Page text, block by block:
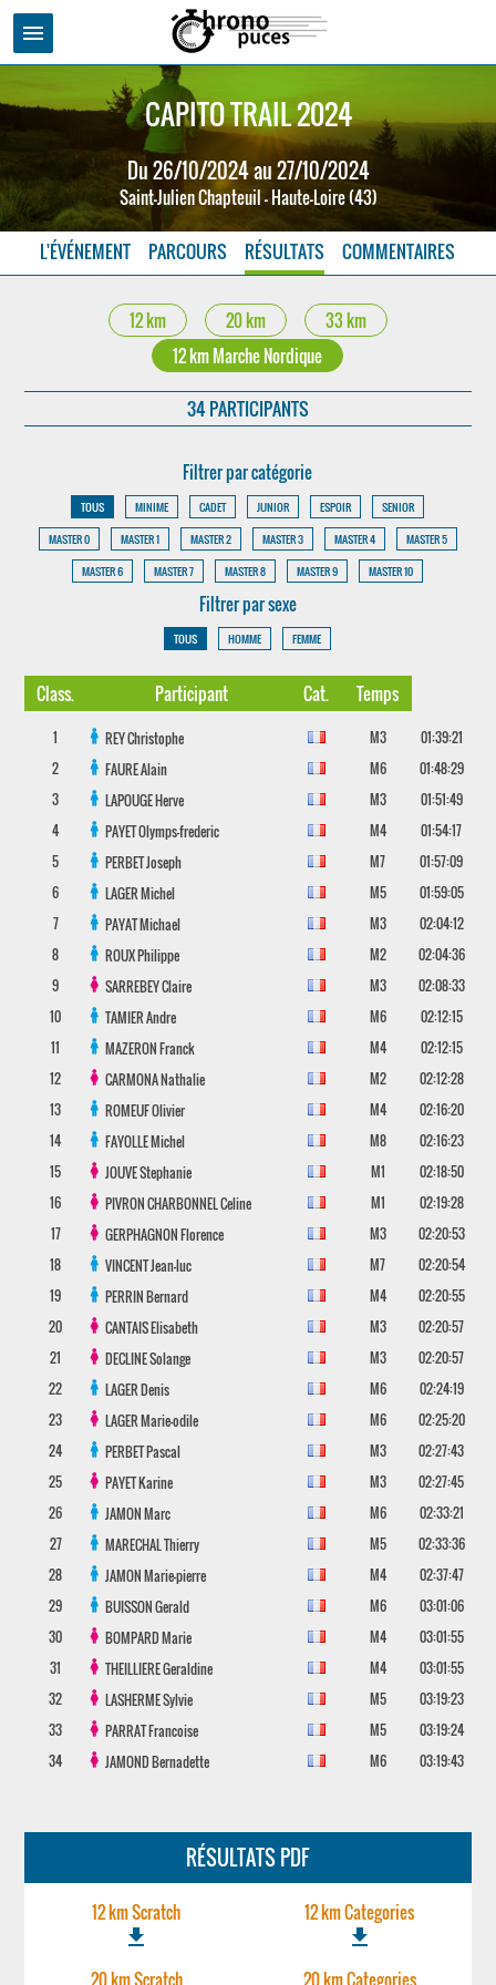
menu
CAPITO TRAIL 2024
Du 26/10/2024 au 27/10/2024
Saint-Julien Chapteuil - Haute-Loire (43)
L'ÉVÉNEMENT PARCOURS RÉSULTATS COMMENTAIRES
12 km 20 km
33 km
12 km Marche Nordique
34 PARTICIPANTS
Filtrer par catégorie
TOUS MINIME CADET JUNIOR ESPOIR
SENIOR
MASTER 0
MASTER 1 MASTER 2 MASTER 3 MASTER 4
MASTER 5
MASTER 6
MASTER 7 MASTER 8 MASTER 9 MASTER 10
Filtrer par sexe
TOUS HOMME FEMME
Class. Participant Cat. Temps
1 REYChristophe M3
01:39:21
2
FAUREAlain M6
01:48:29
3
LAPOUGEHerve M3
01:51:49
4
PAYETOlymps-frederic M4
01:54:17
5
PERBETJoseph M7
01:57:09
6
LAGERMichel M5
01:59:05
7
PAYATMichael M3
02:04:12
8
ROUXPhilippe M2
02:04:36
9
SARREBEYClaire M3
02:08:33
10
TAMIERAndre M6
02:12:15
11
MAZERONFranck M4
02:12:15
12
CARMONANathalie M2
02:12:28
13
ROMEUFOlivier M4
02:16:20
14
FAYOLLEMichel M8
02:16:23
15
JOUVEStephanie M1
02:18:50
16
PIVRON CHARBONNELCeline M1
02:19:28
17
GERPHAGNONFlorence M3
02:20:53
18
VINCENTJean-luc M7
02:20:54
19
PERRINBernard M4
02:20:55
20
CANTAISElisabeth M3
02:20:57
21
DECLINESolange M3
02:20:57
22
LAGERDenis M6
02:24:19
23
LAGERMarie-odile M6
02:25:20
24
PERBETPascal M3
02:27:43
25
PAYETKarine M3
02:27:45
26
JAMONMarc M6
02:33:21
27
MARECHALThierry M5
02:33:36
28
JAMONMarie-pierre M4
02:37:47
29
BUISSONGerald M6
03:01:06
30
BOMPARDMarie M4
03:01:55
31
THEILLIEREGeraldine M4
03:01:55
32
LASHERMESylvie M5
03:19:23
33
PARRATFrancoise M5
03:19:24
34
JAMONDBernadette M6 03:19:43
RÉSULTATS PDF
12 km Scratch
file_download
12 km Categories
file_download
20 km Scratch 20 km Categories